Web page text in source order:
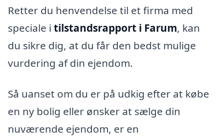
Retter du henvendelse til et firma med
speciale i tilstandsrapport i Farum, kan
du sikre dig, at du får den bedst mulige
vurdering af din ejendom.
Så uanset om du er på udkig efter at købe
en ny bolig eller ønsker at sælge din
nuværende ejendom, er en